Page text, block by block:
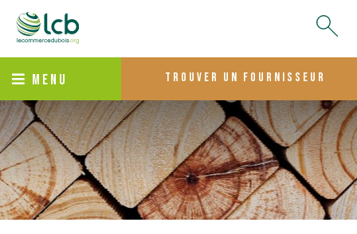
MENU trouver un fournisseur